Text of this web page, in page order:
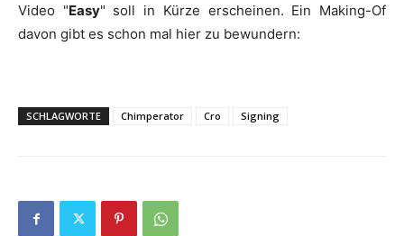
Video "Easy" soll in Kürze erscheinen. Ein Making-Of
davon gibt es schon mal hier zu bewundern:
SCHLAGWORTE Chimperator Cro Signing